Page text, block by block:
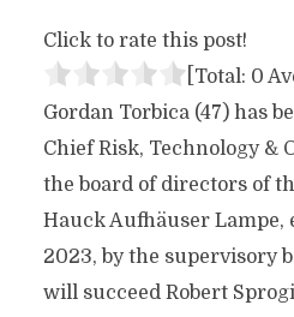
Click to rate this post!
[Total: 0
Gordan Torbica (47) has
Chief Risk, Technology &
the board of directors of
Hauck Aufhäuser Lampe,
2023, by the supervisory
will succeed Robert